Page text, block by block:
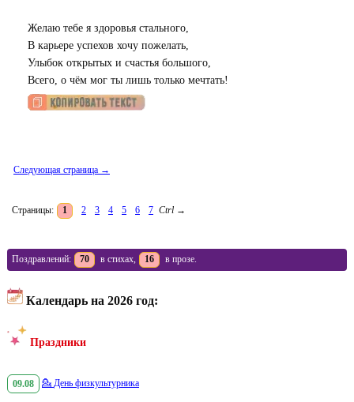
Желаю тебе я здоровья стального,
В карьере успехов хочу пожелать,
Улыбок открытых и счастья большого,
Всего, о чём мог ты лишь только мечтать!
Следующая страница →
Страницы: 1 2 3 4 5 6 7 Ctrl →
Поздравлений: 70 в стихах, 16 в прозе.
Календарь на 2026 год:
Праздники
09.08 💁 День физкультурника